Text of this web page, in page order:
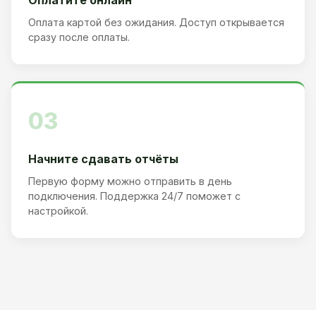
Оплата картой без ожидания. Доступ открывается
сразу после оплаты.
03
Начните сдавать отчёты
Первую форму можно отправить в день
подключения. Поддержка 24/7 поможет с
настройкой.